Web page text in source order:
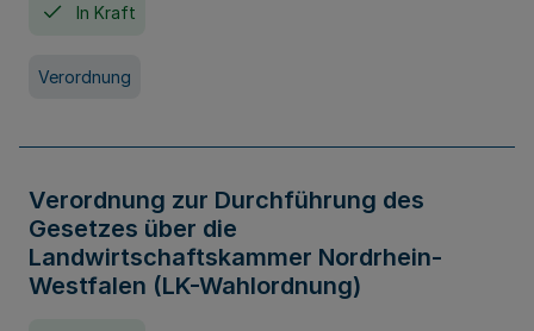
In Kraft
Verordnung
Verordnung zur Durchführung des
Gesetzes über die
Landwirtschaftskammer Nordrhein-
Westfalen (LK-Wahlordnung)